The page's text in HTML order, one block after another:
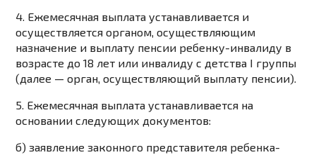
4. Ежемесячная выплата устанавливается и
осуществляется органом, осуществляющим
назначение и выплату пенсии ребенку-инвалиду в
возрасте до 18 лет или инвалиду с детства I группы
(далее — орган, осуществляющий выплату пенсии).
5. Ежемесячная выплата устанавливается на
основании следующих документов:
б) заявление законного представителя ребенка-